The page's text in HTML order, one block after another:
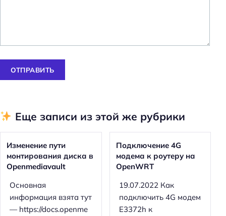
ОТПРАВИТЬ
Еще записи из этой же рубрики
Изменение пути
монтирования диска в
Openmediavault
Основная
информация взята тут
— https://docs.openme
Подключение 4G
модема к роутеру на
OpenWRT
19.07.2022 Как
подключить 4G модем
E3372h к